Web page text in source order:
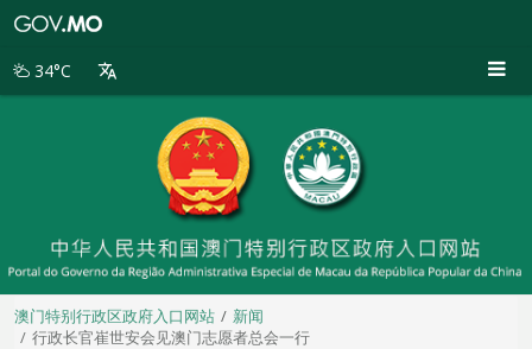
别
34°C
澳门特别行政区政府入口网站
新闻
行政长官崔世安会见澳门志愿者总会一行